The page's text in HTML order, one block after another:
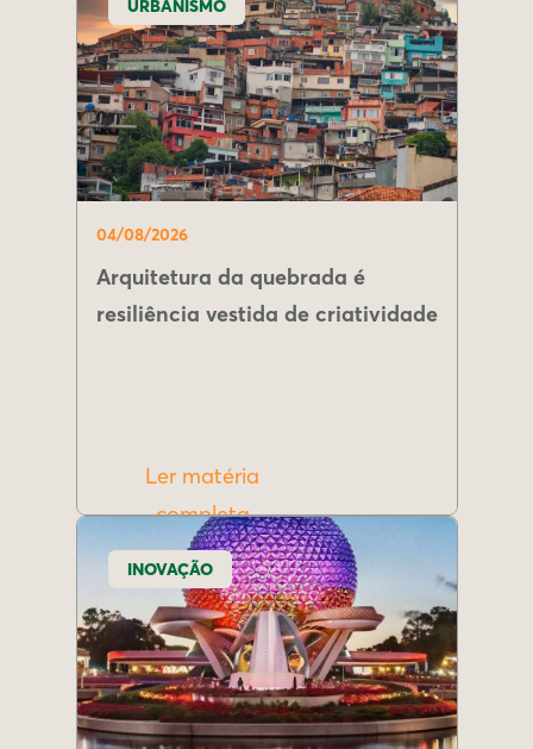
URBANISMO
04/08/2026
Arquitetura da quebrada é
resiliência vestida de criatividade
Ler matéria
completa
INOVAÇÃO